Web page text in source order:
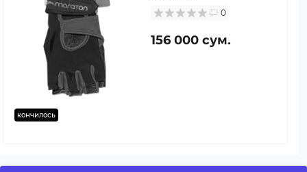
кончилось
0
156 000 сум.